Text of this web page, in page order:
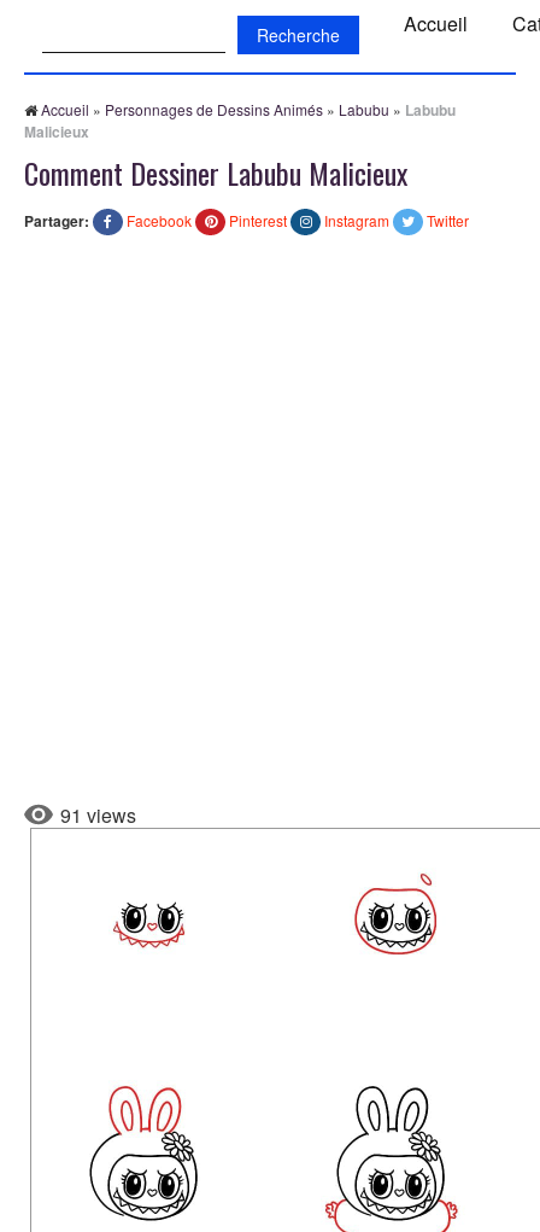
Accueil
Accueil » Personnages de Dessins Animés » Labubu » Labubu
Malicieux
Comment Dessiner Labubu Malicieux
Partager: Facebook Pinterest Instagram Twitter
91 views